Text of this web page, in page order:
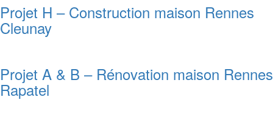
Projet H – Construction maison Rennes
Cleunay
Projet A & B – Rénovation maison Rennes
Rapatel